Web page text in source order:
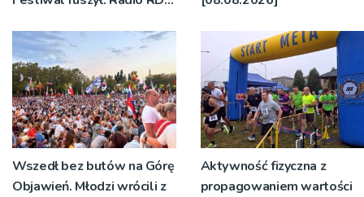
żywo [ZDJĘCIA]
Wszedł bez butów na Górę
Objawień. Młodzi wrócili z
Aktywność fizyczna z
propagowaniem wartości